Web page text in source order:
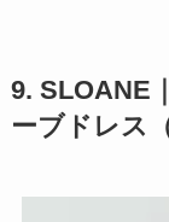
9. SLOANE
ーブドレス